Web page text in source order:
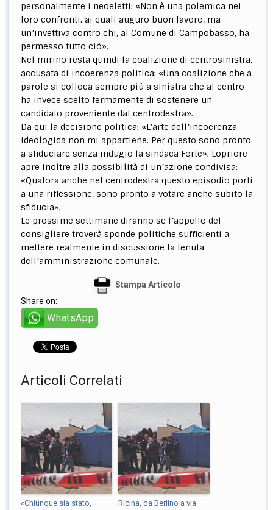
personalmente i neoeletti: «Non è una polemica nei
loro confronti, ai quali auguro buon lavoro, ma
un’invettiva contro chi, al Comune di Campobasso, ha
permesso tutto ciò».
Nel mirino resta quindi la coalizione di centrosinistra,
accusata di incoerenza politica: «Una coalizione che a
parole si colloca sempre più a sinistra che al centro
ha invece scelto fermamente di sostenere un
candidato proveniente dal centrodestra».
Da qui la decisione politica: «L’arte dell’incoerenza
ideologica non mi appartiene. Per questo sono pronto
a sfiduciare senza indugio la sindaca Forte». Lopriore
apre inoltre alla possibilità di un’azione condivisa:
«Qualora anche nel centrodestra questo episodio porti
a una riflessione, sono pronto a votare anche subito la
sfiducia».
Le prossime settimane diranno se l’appello del
consigliere troverà sponde politiche sufficienti a
mettere realmente in discussione la tenuta
dell’amministrazione comunale.
Stampa Articolo
Share on:
WhatsApp
Articoli Correlati
«Chiunque sia stato,
Ricina, da Berlino a via